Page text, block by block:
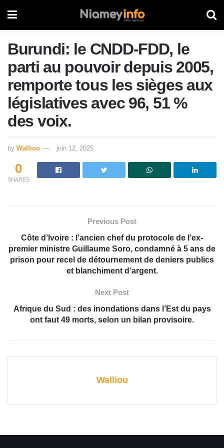
Burundi: le CNDD-FDD, le
parti au pouvoir depuis 2005,
remporte tous les sièges aux
législatives avec 96, 51 %
des voix.
by Walliou juin 12, 2025
0
SHARES
Previous Post
Côte d’Ivoire : l’ancien chef du protocole de l’ex-
premier ministre Guillaume Soro, condamné à 5 ans de
prison pour recel de détournement de deniers publics
et blanchiment d’argent.
Next Post
Afrique du Sud : des inondations dans l’Est du pays
ont faut 49 morts, selon un bilan provisoire.
Walliou